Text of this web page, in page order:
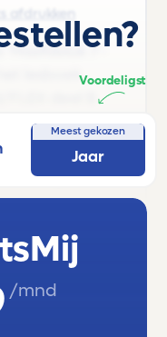
afdrukken
7 -
lesboek
leerlingen uit
(GT).
Meest gekozen
Jaar
Voordeligst
/mnd